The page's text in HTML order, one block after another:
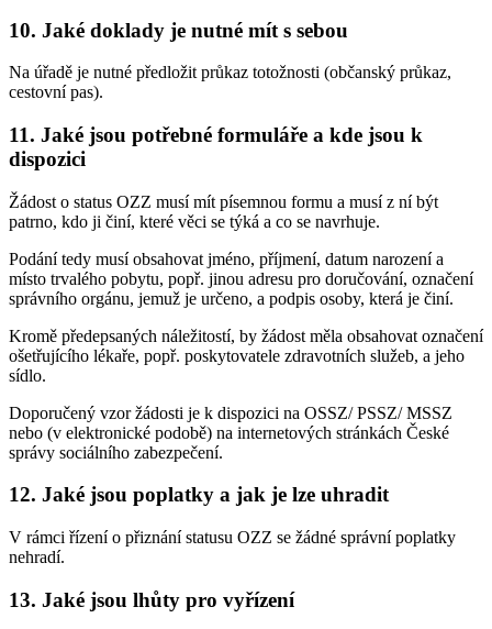
10. Jaké doklady je nutné mít s sebou
Na úřadě je nutné předložit průkaz totožnosti (občanský průkaz,
cestovní pas).
11. Jaké jsou potřebné formuláře a kde jsou k
dispozici
Žádost o status OZZ musí mít písemnou formu a musí z ní být
patrno, kdo ji činí, které věci se týká a co se navrhuje.
Podání tedy musí obsahovat jméno, příjmení, datum narození a
místo trvalého pobytu, popř. jinou adresu pro doručování, označení
správního orgánu, jemuž je určeno, a podpis osoby, která je činí.
Kromě předepsaných náležitostí, by žádost měla obsahovat označení
ošetřujícího lékaře, popř. poskytovatele zdravotních služeb, a jeho
sídlo.
Doporučený vzor žádosti je k dispozici na OSSZ/ PSSZ/ MSSZ
nebo (v elektronické podobě) na internetových stránkách České
správy sociálního zabezpečení.
12. Jaké jsou poplatky a jak je lze uhradit
V rámci řízení o přiznání statusu OZZ se žádné správní poplatky
nehradí.
13. Jaké jsou lhůty pro vyřízení